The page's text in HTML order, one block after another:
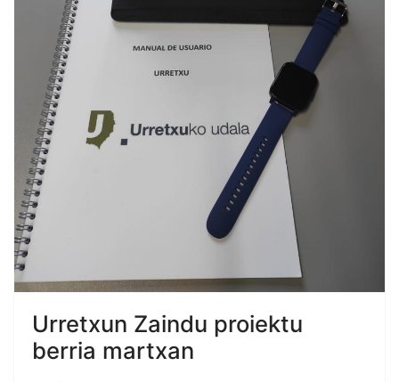
Urretxun Zaindu proiektu
berria martxan